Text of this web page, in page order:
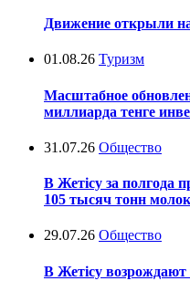
Движение открыли
01.08.26 Туризм
Масштабное
миллиарда тенге
31.07.26 Общество
В Жетісу за полгода
105 тысяч тонн
29.07.26 Общество
В Жетісу возрождают